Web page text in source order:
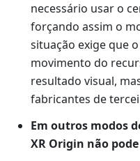
necessário usar o
forçando assim o
situação exige que
movimento do
resultado visual,
fabricantes de
Em outros modos
XR Origin não